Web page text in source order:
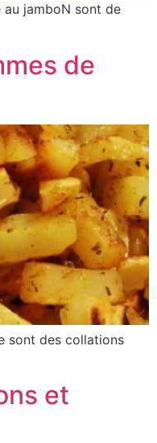
jamboN sont de
de
sont des collations
et